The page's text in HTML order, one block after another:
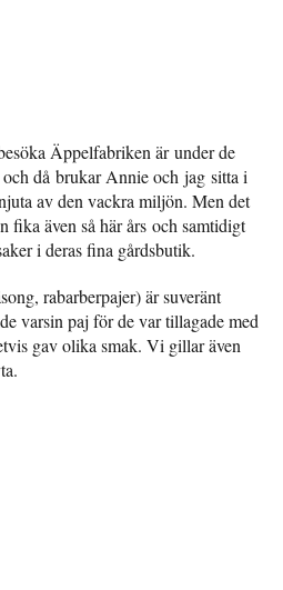
Äppelfabriken är under de
då brukar Annie och jag sitta i
av den vackra miljön. Men det
fika även så här års och samtidigt
i deras fina gårdsbutik.
rabarberpajer) är suveränt
varsin paj för de var tillagade med
gav olika smak. Vi gillar även